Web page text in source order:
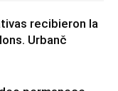
recibieron la
Urbanč